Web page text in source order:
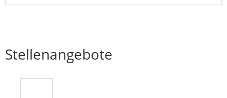
Stellenangebote